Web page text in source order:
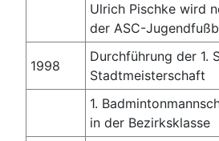
Ulrich Pischke wird
der ASC-
1998
Durchführung der 1.
Stadtmeisterschaft
1.
in der Bezirksklasse